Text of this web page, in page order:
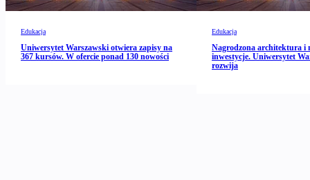
Edukacja
Uniwersytet Warszawski otwiera zapisy na
367 kursów. W ofercie ponad 130 nowości
Edukacja
Nagrodzona architektura i
inwestycje. Uniwersytet
rozwija